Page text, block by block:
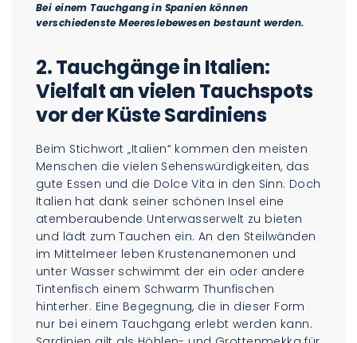
Bei einem Tauchgang in Spanien können
verschiedenste Meereslebewesen bestaunt werden.
2.Tauchgänge in Italien:
Vielfalt an vielen Tauchspots
vor der Küste Sardiniens
Beim Stichwort „Italien“ kommen den meisten
Menschen die vielen Sehenswürdigkeiten, das
gute Essen und die Dolce Vita in den Sinn. Doch
Italien hat dank seiner schönen Insel eine
atemberaubende Unterwasserwelt zu bieten
und lädt zum Tauchen ein. An den Steilwänden
im Mittelmeer leben Krustenanemonen und
unter Wasser schwimmt der ein oder andere
Tintenfisch einem Schwarm Thunfischen
hinterher. Eine Begegnung, die in dieser Form
nur bei einem Tauchgang erlebt werden kann.